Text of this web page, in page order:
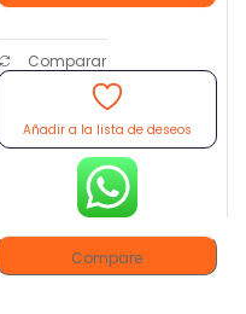
Comparar
Añadir a la lista de deseos
Compare